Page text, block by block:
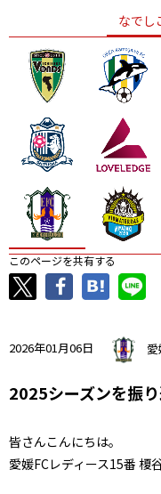
ニッパツ 名
なでし
このページを共有する
2026年01月06日
2025シーズンを振
皆さんこんにちは。
愛媛FCレディース15番 榎